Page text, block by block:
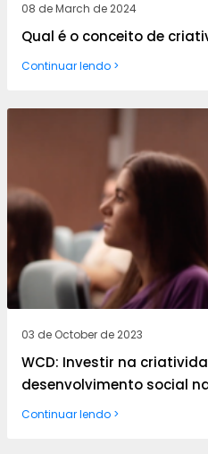
08 de March de 2024
Qual é o conceito de
Continuar lendo >
03 de October de 2023
WCD: Investir na
desenvolvimento social
Continuar lendo >